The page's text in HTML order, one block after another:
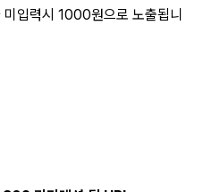
입력시 1000원으로 노출됩니